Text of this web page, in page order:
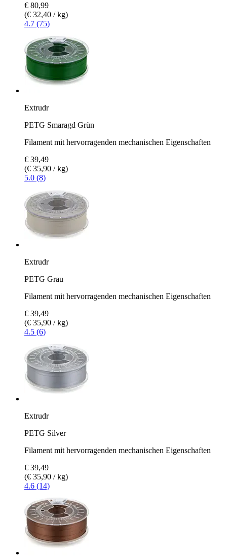
€ 80,99
(€ 32,40 / kg)
4.7 (75)
Extrudr
PETG Smaragd Grün
Filament mit hervorragenden mechanischen Eigenschaften
€ 39,49
(€ 35,90 / kg)
5.0 (8)
Extrudr
PETG Grau
Filament mit hervorragenden mechanischen Eigenschaften
€ 39,49
(€ 35,90 / kg)
4.5 (6)
Extrudr
PETG Silver
Filament mit hervorragenden mechanischen Eigenschaften
€ 39,49
(€ 35,90 / kg)
4.6 (14)